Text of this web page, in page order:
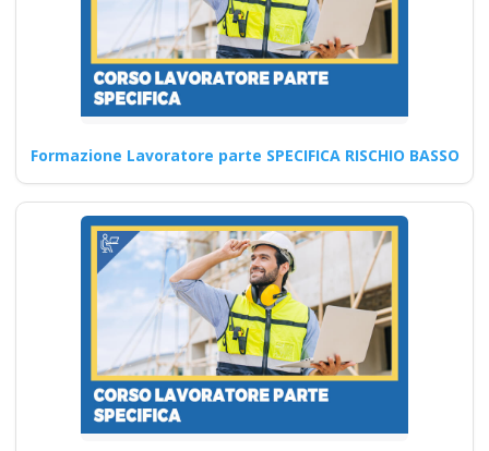
Continua
Formazione
asincrona per la
sicurezza sul lavoro:
come applicare le
nuove norme del
2025 Nuovo accordo
stato regioni 2025
realtà virtuale app
formatori docenti
rspp rls rlst preposto
Formazione Lavoratore parte SPECIFICA RISCHIO BASSO